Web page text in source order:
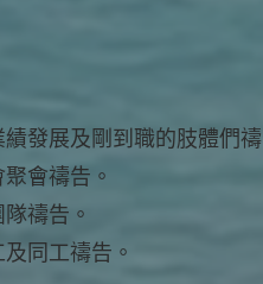
發展及剛到職的肢體們禱
會禱告。
禱告。
同工禱告。